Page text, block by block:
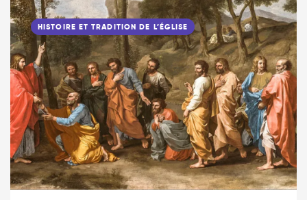
HISTOIRE ET TRADITION DE L’ÉGLISE